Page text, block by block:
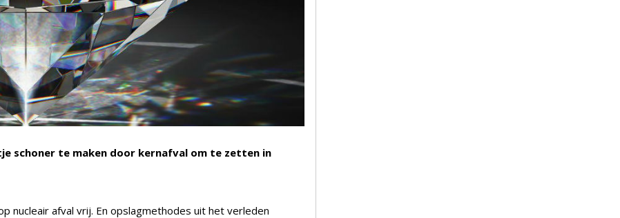
schoner te maken door kernafval om te zetten in
nucleair afval vrij. En opslagmethodes uit het verleden